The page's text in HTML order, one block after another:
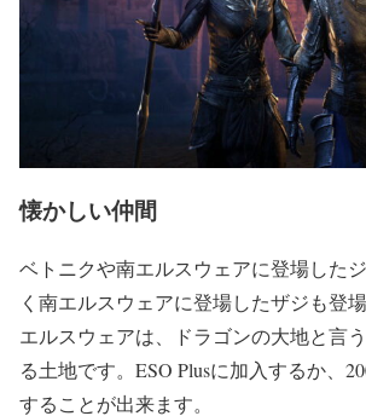
懐かしい仲間
ベトニクや南エルスウェアに登場した
く南エルスウェアに登場したザジも登
エルスウェアは、ドラゴンの大地と言
る土地です。ESO Plusに加入するか、
することが出来ます。